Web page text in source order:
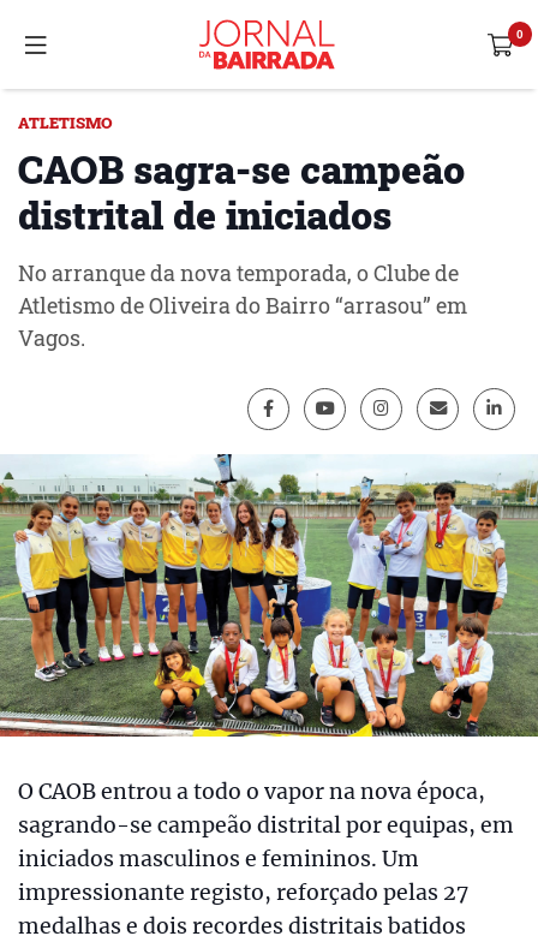
ATLETISMO
CAOB sagra-se campeão
distrital de iniciados
No arranque da nova temporada, o Clube de
Atletismo de Oliveira do Bairro “arrasou” em
Vagos.
O CAOB entrou a todo o vapor na nova época,
sagrando-se campeão distrital por equipas, em
iniciados masculinos e femininos. Um
impressionante registo, reforçado pelas 27
medalhas e dois recordes distritais batidos